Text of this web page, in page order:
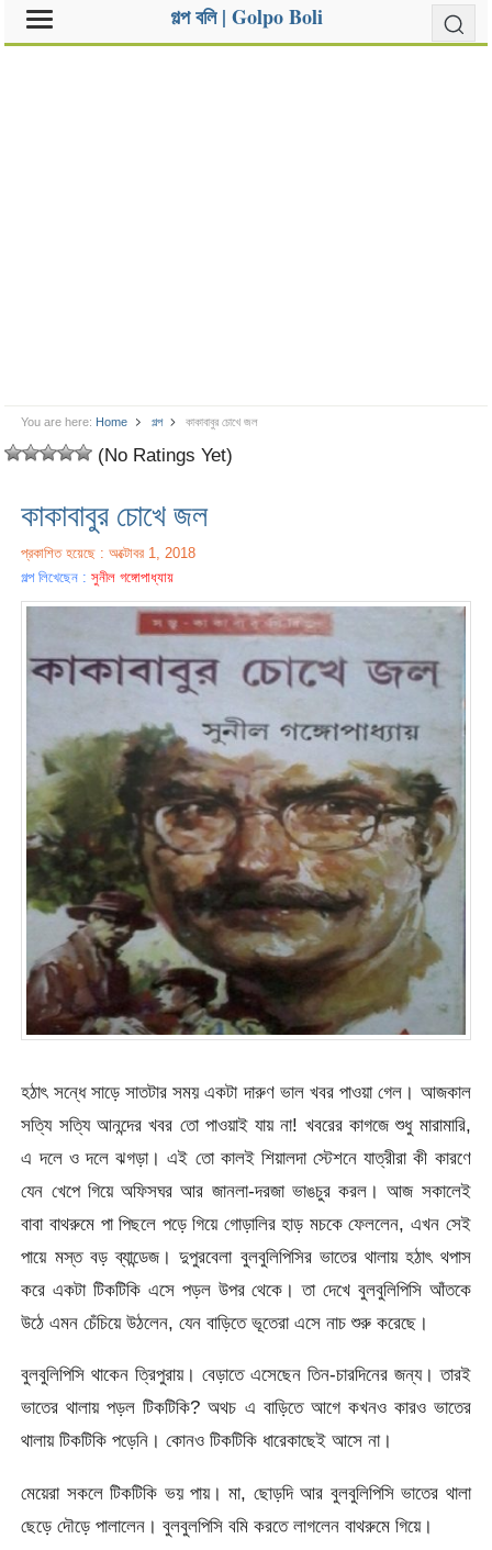
গল্প বলি | Golpo Boli
You are here: Home গল্প কাকাবাবুর চোখে জল
(No Ratings Yet)
কাকাবাবুর চোখে জল
প্রকাশিত হয়েছে : অক্টোবর 1, 2018
গল্প লিখেছেন :সুনীল গঙ্গোপাধ্যায়
হঠাৎ সন্ধে সাড়ে সাতটার সময় একটা দারুণ ভাল খবর পাওয়া গেল। আজকাল
সত্যি সত্যি আনন্দের খবর তো পাওয়াই যায় না! খবরের কাগজে শুধু মারামারি,
এ দলে ও দলে ঝগড়া। এই তো কালই শিয়ালদা স্টেশনে যাত্রীরা কী কারণে
যেন খেপে গিয়ে অফিসঘর আর জানলা-দরজা ভাঙচুর করল। আজ সকালেই
বাবা বাথরুমে পা পিছলে পড়ে গিয়ে গোড়ালির হাড় মচকে ফেললেন, এখন সেই
পায়ে মস্ত বড় ব্যান্ডেজ। দুপুরবেলা বুলবুলিপিসির ভাতের থালায় হঠাৎ থপাস
করে একটা টিকটিকি এসে পড়ল উপর থেকে। তা দেখে বুলবুলিপিসি আঁতকে
উঠে এমন চেঁচিয়ে উঠলেন, যেন বাড়িতে ভূতেরা এসে নাচ শুরু করেছে।
বুলবুলিপিসি থাকেন ত্রিপুরায়। বেড়াতে এসেছেন তিন-চারদিনের জন্য। তারই
ভাতের থালায় পড়ল টিকটিকি? অথচ এ বাড়িতে আগে কখনও কারও ভাতের
থালায় টিকটিকি পড়েনি। কোনও টিকটিকি ধারেকাছেই আসে না।
মেয়েরা সকলে টিকটিকি ভয় পায়। মা, ছোড়দি আর বুলবুলিপিসি ভাতের থালা
ছেড়ে দৌড়ে পালালেন। বুলবুলপিসি বমি করতে লাগলেন বাথরুমে গিয়ে।